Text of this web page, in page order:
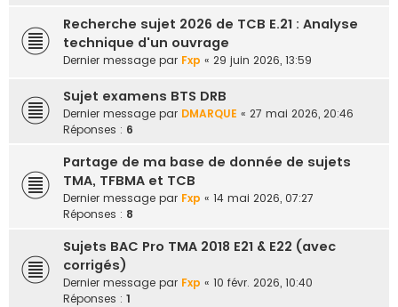
Recherche sujet 2026 de TCB E.21 : Analyse
technique d'un ouvrage
Dernier message par Fxp « 29 juin 2026, 13:59
Sujet examens BTS DRB
Dernier message par DMARQUE « 27 mai 2026, 20:46
Réponses : 6
Partage de ma base de donnée de sujets
TMA, TFBMA et TCB
Dernier message par Fxp « 14 mai 2026, 07:27
Réponses : 8
Sujets BAC Pro TMA 2018 E21 & E22 (avec
corrigés)
Dernier message par Fxp « 10 févr. 2026, 10:40
Réponses : 1